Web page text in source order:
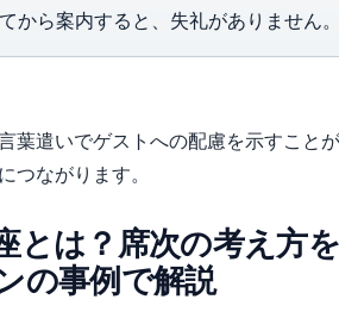
から案内すると、失礼がありません
葉遣いでゲストへの配慮を示すこと
つながります。
とは？席次の考え方
の事例で解説